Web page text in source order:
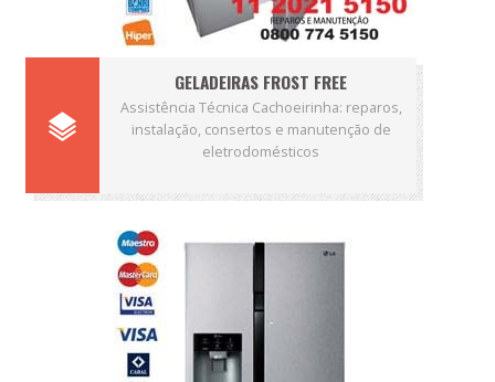
GELADEIRAS FROST FREE
Assistência Técnica Cachoeirinha: reparos,
instalação, consertos e manutenção de
eletrodomésticos